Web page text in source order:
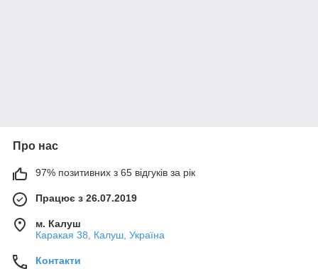
Про нас
97% позитивних з 65 відгуків за рік
Працює з 26.07.2019
м. Калуш
Каракая 38, Калуш, Україна
Контакти